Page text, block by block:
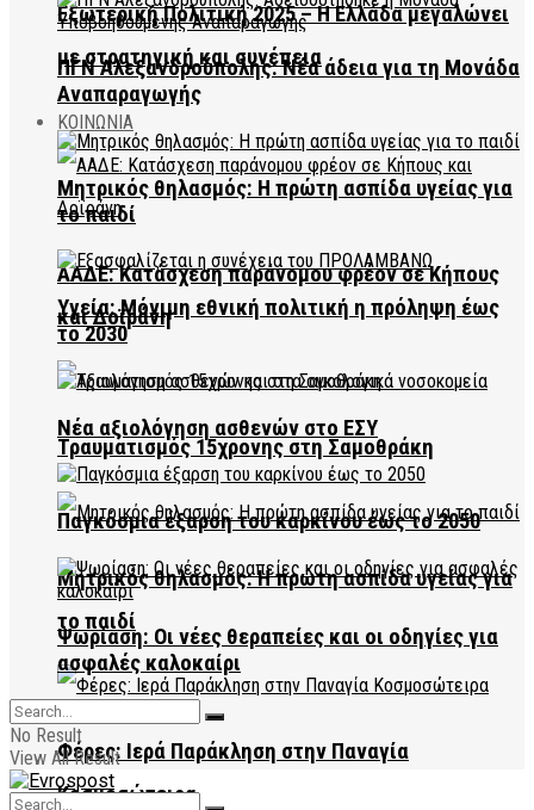
Εξωτερική Πολιτική 2025 – Η Ελλάδα μεγαλώνει
με στρατηγική και συνέπεια
ΚΟΙΝΩΝΙΑ
ΑΑΔΕ: Κατάσχεση παράνομου φρέον σε Κήπους
και Δοϊράνη
Τραυματισμός 15χρονης στη Σαμοθράκη
Μητρικός θηλασμός: Η πρώτη ασπίδα υγείας για
το παιδί
Φέρες: Ιερά Παράκληση στην Παναγία
Κοσμοσώτειρα
ΠΓΝ Αλεξανδρούπολης: Νέα άδεια για τη Μονάδα
Αναπαραγωγής
Μητρικός θηλασμός: Η πρώτη ασπίδα υγείας για
το παιδί
Υγεία: Μόνιμη εθνική πολιτική η πρόληψη έως
το 2030
Νέα αξιολόγηση ασθενών στο ΕΣΥ
Παγκόσμια έξαρση του καρκίνου έως το 2050
Ψωρίαση: Οι νέες θεραπείες και οι οδηγίες για
ασφαλές καλοκαίρι
No Result
View All Result